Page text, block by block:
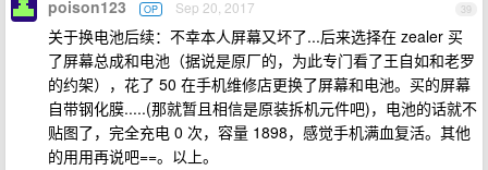
39
poison123 OP Sep 20, 2017
关于换电池后续：不幸本人屏幕又坏了...后来选择在 zealer 买
了屏幕总成和电池（据说是原厂的，为此专门看了王自如和老罗
的约架），花了 50 在手机维修店更换了屏幕和电池。买的屏幕
自带钢化膜.....(那就暂且相信是原装拆机元件吧)，电池的话就不
贴图了，完全充电 0 次，容量 1898，感觉手机满血复活。其他
的用用再说吧==。以上。